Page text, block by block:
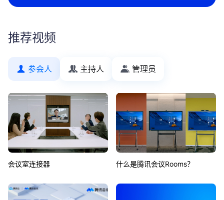
推荐视频
参会人 主持人 管理员
会议室连接器 什么是腾讯会议Rooms？